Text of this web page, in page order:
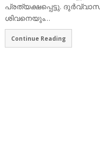
പ്രത്യക്ഷപ്പെട്ടു.
ശിവനെയും…
Continue Reading